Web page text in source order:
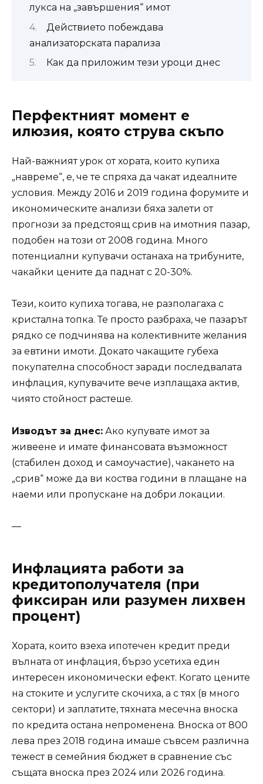
лукса на „завършения“ имот
Действието побеждава
анализаторската парализа
Как да приложим тези уроци днес
Перфектният момент е
илюзия, която струва скъпо
Най-важният урок от хората, които купиха
„навреме“, е, че те спряха да чакат идеалните
условия. Между 2016 и 2019 година форумите и
икономическите анализи бяха залети от
прогнози за предстоящ срив на имотния пазар,
подобен на този от 2008 година. Много
потенциални купувачи останаха на трибуните,
чакайки цените да паднат с 20-30%.
Тези, които купиха тогава, не разполагаха с
кристална топка. Те просто разбраха, че пазарът
рядко се подчинява на колективните желания
за евтини имоти. Докато чакащите губеха
покупателна способност заради последвалата
инфлация, купувачите вече изплащаха актив,
чиято стойност растеше.
Изводът за днес: Ако купувате имот за
живеене и имате финансовата възможност
(стабилен доход и самоучастие), чакането на
„срив“ може да ви коства години в плащане на
наеми или пропускане на добри локации.
—
Инфлацията работи за
кредитополучателя (при
фиксиран или разумен лихвен
процент)
Хората, които взеха ипотечен кредит преди
вълната от инфлация, бързо усетиха един
интересен икономически ефект. Когато цените
на стоките и услугите скочиха, а с тях (в много
сектори) и заплатите, тяхната месечна вноска
по кредита остана непроменена. Вноска от 800
лева през 2018 година имаше съвсем различна
тежест в семейния бюджет в сравнение със
същата вноска през 2024 или 2026 година.